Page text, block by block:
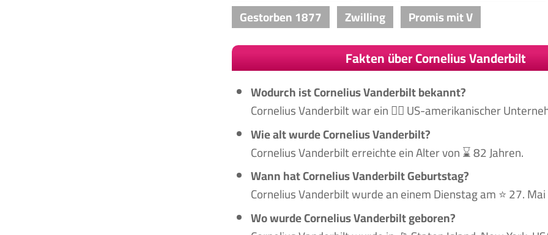
Gestorben 1877
Zwilling Promis mit V
Fakten über Cornelius Vanderbilt
Wodurch ist Cornelius Vanderbilt bekannt?
Cornelius Vanderbilt war ein 🙋‍♂️ US-amerikanischer
Wie alt wurde Cornelius Vanderbilt?
Cornelius Vanderbilt erreichte ein Alter von ⌛ 82 Jahren.
Wann hat Cornelius Vanderbilt Geburtstag?
Cornelius Vanderbilt wurde an einem Dienstag am ⭐ 27.
Wo wurde Cornelius Vanderbilt geboren?